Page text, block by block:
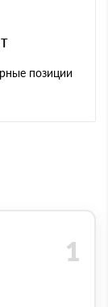
позиции